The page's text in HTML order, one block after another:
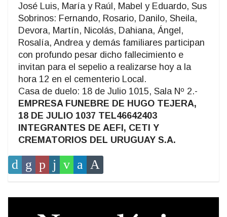
José Luis, María y Raúl, Mabel y Eduardo, Sus
Sobrinos: Fernando, Rosario, Danilo, Sheila,
Devora, Martín, Nicolás, Dahiana, Ángel,
Rosalía, Andrea y demás familiares participan
con profundo pesar dicho fallecimiento e
invitan para el sepelio a realizarse hoy a la
hora 12 en el cementerio Local.
Casa de duelo: 18 de Julio 1015, Sala Nº 2.-
EMPRESA FUNEBRE DE HUGO TEJERA,
18 DE JULIO 1037 TEL46642403
INTEGRANTES DE AEFI, CETI Y
CREMATORIOS DEL URUGUAY S.A.